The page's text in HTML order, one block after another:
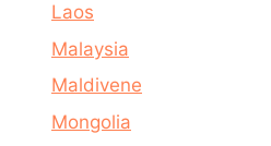
Laos
Malaysia
Maldivene
Mongolia